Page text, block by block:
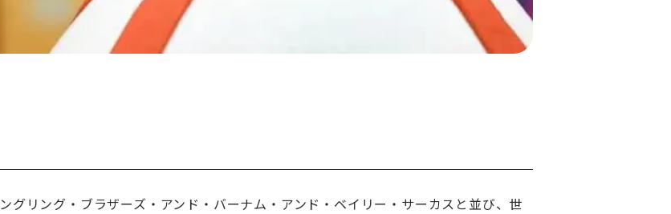
グリング・ブラザーズ・アンド・バーナム・アンド・ベイリー・サーカスと並び、世